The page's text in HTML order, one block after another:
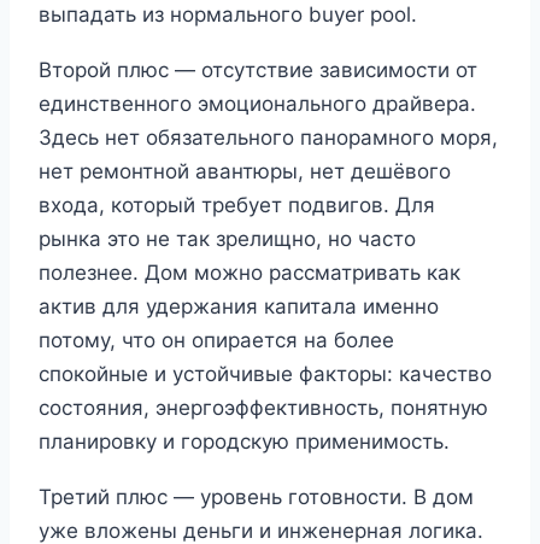
выпадать из нормального buyer pool.
Второй плюс — отсутствие зависимости от
единственного эмоционального драйвера.
Здесь нет обязательного панорамного моря,
нет ремонтной авантюры, нет дешёвого
входа, который требует подвигов. Для
рынка это не так зрелищно, но часто
полезнее. Дом можно рассматривать как
актив для удержания капитала именно
потому, что он опирается на более
спокойные и устойчивые факторы: качество
состояния, энергоэффективность, понятную
планировку и городскую применимость.
Третий плюс — уровень готовности. В дом
уже вложены деньги и инженерная логика.